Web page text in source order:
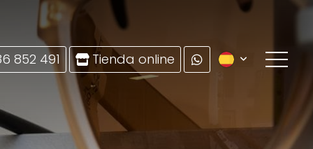
852 491 Tienda online